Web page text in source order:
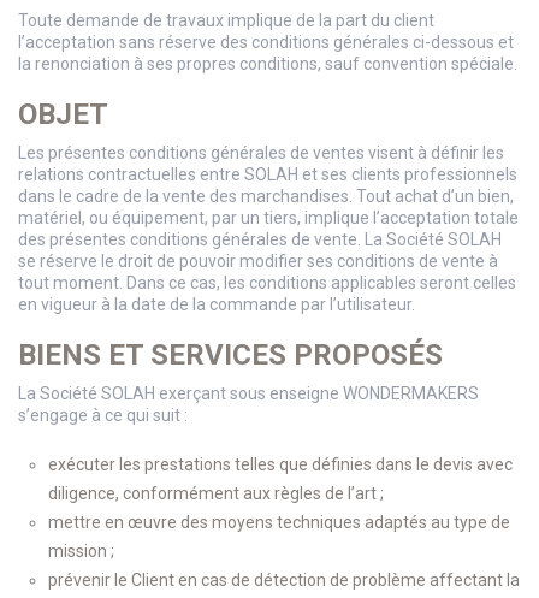
Toute demande de travaux implique de la part du client
l’acceptation sans réserve des conditions générales ci-dessous et
la renonciation à ses propres conditions, sauf convention spéciale.
OBJET
Les présentes conditions générales de ventes visent à définir les
relations contractuelles entre SOLAH et ses clients professionnels
dans le cadre de la vente des marchandises. Tout achat d’un bien,
matériel, ou équipement, par un tiers, implique l’acceptation totale
des présentes conditions générales de vente. La Société SOLAH
se réserve le droit de pouvoir modifier ses conditions de vente à
tout moment. Dans ce cas, les conditions applicables seront celles
en vigueur à la date de la commande par l’utilisateur.
BIENS ET SERVICES PROPOSÉS
La Société SOLAH exerçant sous enseigne WONDERMAKERS
s’engage à ce qui suit :
exécuter les prestations telles que définies dans le devis avec
diligence, conformément aux règles de l’art ;
mettre en œuvre des moyens techniques adaptés au type de
mission ;
prévenir le Client en cas de détection de problème affectant la